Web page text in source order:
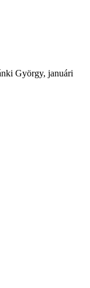
György, januári